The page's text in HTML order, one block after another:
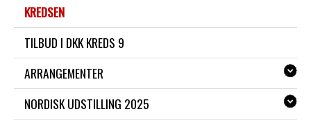
KREDSEN
TILBUD I DKK KREDS 9
ARRANGEMENTER
NORDISK UDSTILLING 2025